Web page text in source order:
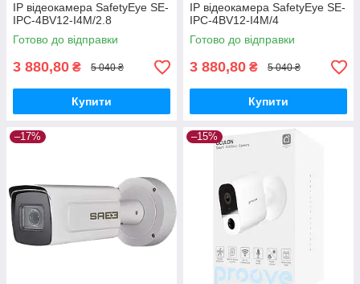
IP відеокамера SafetyEye SE-
IPC-4BV12-I4M/2.8
Готово до відправки
3 880,80 ₴ 5 040 ₴
Купити
IP відеокамера SafetyEye SE-
IPC-4BV12-I4M/4
Готово до відправки
3 880,80 ₴ 5 040 ₴
Купити
–17% –15%